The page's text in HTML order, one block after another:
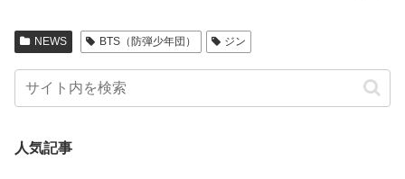
NEWS BTS（防弾少年団） ジン
人気記事